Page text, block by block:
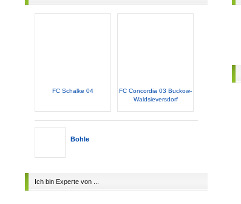
FC Schalke 04
FC Concordia 03 Buckow-
Waldsieversdorf
Bohle
Ich bin Experte von ...